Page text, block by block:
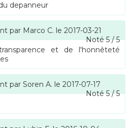
depanneur
par Marco C. le 2017-03-21
Noté5/5
et de l'honnêteté
par Soren A. le 2017-07-17
Noté5/5